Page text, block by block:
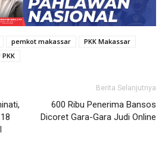
pemkot makassar
PKK Makassar
PKK
Berita Selanjutnya
600 Ribu Penerima Bansos
Dicoret Gara-Gara Judi Online